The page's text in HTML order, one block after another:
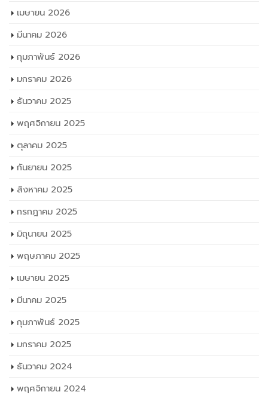
ตุลาคม 2025
กันยายน 2025
สิงหาคม 2025
กรกฎาคม 2025
มิถุนายน 2025
พฤษภาคม 2025
เมษายน 2025
มีนาคม 2025
กุมภาพันธ์ 2025
มกราคม 2025
ธันวาคม 2024
พฤศจิกายน 2024
ตุลาคม 2024
กันยายน 2024
สิงหาคม 2024
กรกฎาคม 2024
มิถุนายน 2024
พฤษภาคม 2024